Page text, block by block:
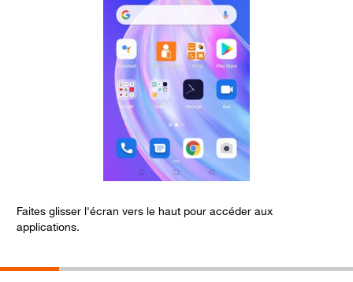
Faites glisser l'écran vers le haut pour accéder aux
applications.